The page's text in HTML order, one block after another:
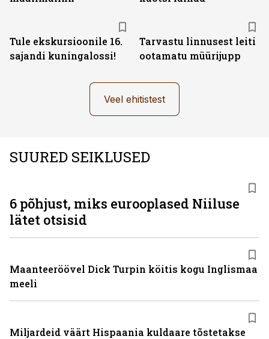
Tule ekskursioonile 16.
sajandi kuningalossi!
Tarvastu linnusest leiti
ootamatu müürijupp
Veel ehitistest
SUURED SEIKLUSED
6 põhjust, miks eurooplased Niiluse
lätet otsisid
Maanteeröövel Dick Turpin köitis kogu Inglismaa
meeli
Miljardeid väärt Hispaania kuldaare tõstetakse